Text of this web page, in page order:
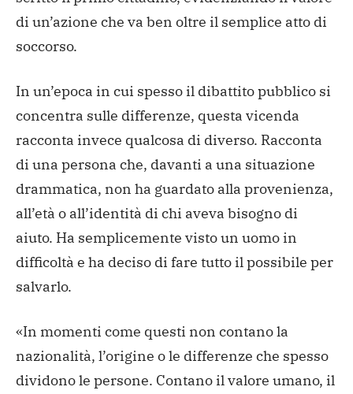
di un’azione che va ben oltre il semplice atto di
soccorso.
In un’epoca in cui spesso il dibattito pubblico si
concentra sulle differenze, questa vicenda
racconta invece qualcosa di diverso. Racconta
di una persona che, davanti a una situazione
drammatica, non ha guardato alla provenienza,
all’età o all’identità di chi aveva bisogno di
aiuto. Ha semplicemente visto un uomo in
difficoltà e ha deciso di fare tutto il possibile per
salvarlo.
«In momenti come questi non contano la
nazionalità, l’origine o le differenze che spesso
dividono le persone. Contano il valore umano, il